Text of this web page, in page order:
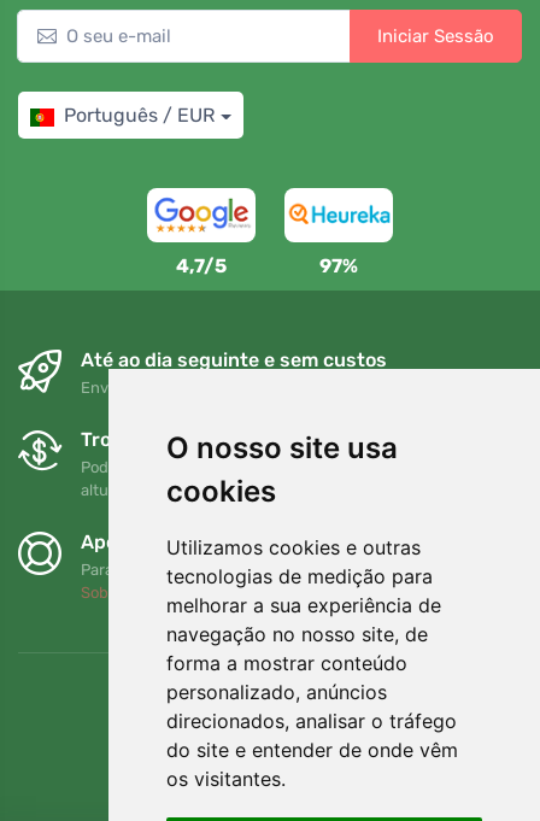
O nosso site usa
cookies
Utilizamos cookies e outras
tecnologias de medição para
melhorar a sua experiência de
navegação no nosso site, de
forma a mostrar conteúdo
personalizado, anúncios
direcionados, analisar o tráfego
do site e entender de onde vêm
os visitantes.
Iniciar Sessão
Português / EUR
4,7/5 97%
Até ao dia seguinte e sem custos
Envio gratuito para encomendas superiores a 80 EUR
Trocas e devoluções gratuitas
Pode devolver ou trocar a sua encomenda em qualquer
altura no prazo de 90 dias
Apoiamos a Trees.org
Para cada encomenda plantamos uma árvore! Leia mais
Sobre nós